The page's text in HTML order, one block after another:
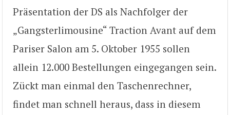
Präsentation der DS als Nachfolger der
„Gangsterlimousine“ Traction Avant auf dem
Pariser Salon am 5. Oktober 1955 sollen
allein 12.000 Bestellungen eingegangen sein.
Zückt man einmal den Taschenrechner,
findet man schnell heraus, dass in diesem